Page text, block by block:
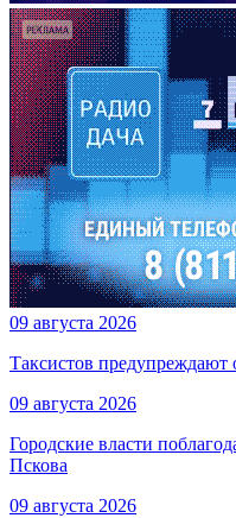
09 августа 2026
Таксистов
09 августа 2026
Городские власти
Пскова
09 августа 2026